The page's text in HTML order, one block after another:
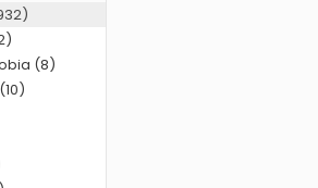
(8)